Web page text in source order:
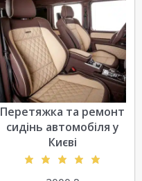
Перетяжка та ремонт
сидінь автомобіля у
Києві